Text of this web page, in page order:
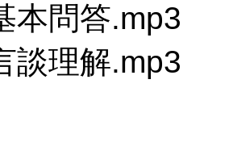
本問答.mp3
談理解.mp3